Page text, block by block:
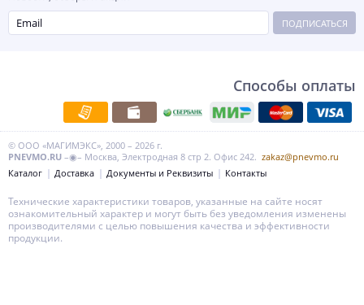
ПОДПИСАТЬСЯ
Способы оплаты
© ООО «МАГИМЭКС», 2000 – 2026 г.
PNEVMO.RU –◉– Москва, Электродная 8 стр 2. Офис 242. zakaz@pnevmo.ru
Каталог
Доставка Документы и Реквизиты Контакты
Технические характеристики товаров, указанные на сайте носят
ознакомительный характер и могут быть без уведомления изменены
производителями с целью повышения качества и эффективности
продукции.